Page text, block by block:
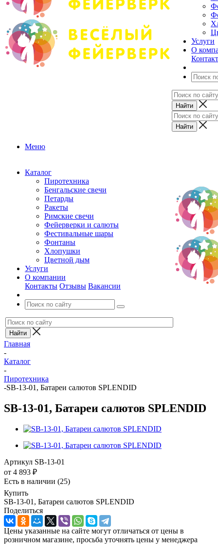
Услуги
О
Меню
Каталог
Пиротехника
Бенгальские свечи
Петарды
Ракеты
Римские свечи
Фейерверки и салюты
Фестивальные шары
Фонтаны
Хлопушки
Цветной дым
Услуги
О компании
Контакты Отзывы Вакансии
Главная
-
Каталог
-
Пиротехника
-SB-13-01, Батареи салютов SPLENDID
SB-13-01, Батареи салютов SPLENDID
Артикул SB-13-01
от 4 893 ₽
Есть в наличии (25)
Купить
SB-13-01, Батареи салютов SPLENDID
Поделиться
Цены указанные на сайте могут отличаться от цены в
розничном магазине, просьба уточнять цены у менеджера